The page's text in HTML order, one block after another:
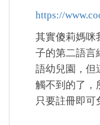
https://
其實傻莉媽咪
子的第二語言
語幼兒園，但
觸不到的了，
只要註冊即可